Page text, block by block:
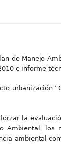
de Manejo
e informe
urbanización
la
los
ambiental